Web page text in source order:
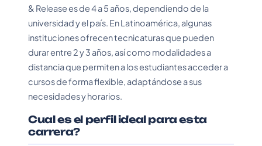
& Release es de 4 a 5 años, dependiendo de la
universidad y el país. En Latinoamérica, algunas
instituciones ofrecen tecnicaturas que pueden
durar entre 2 y 3 años, así como modalidades a
distancia que permiten a los estudiantes acceder a
cursos de forma flexible, adaptándose a sus
necesidades y horarios.
Cual es el perfil ideal para esta
carrera?